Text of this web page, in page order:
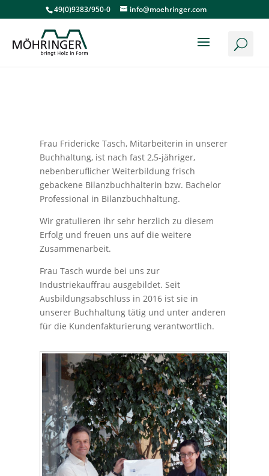
49(0)9383/950-0 info@moehringer.com
Frau Fridericke Tasch, Mitarbeiterin in unserer
Buchhaltung, ist nach fast 2,5-jähriger,
nebenberuflicher Weiterbildung frisch
gebackene Bilanzbuchhalterin bzw. Bachelor
Professional in Bilanzbuchhaltung.
Wir gratulieren ihr sehr herzlich zu diesem
Erfolg und freuen uns auf die weitere
Zusammenarbeit.
Frau Tasch wurde bei uns zur
Industriekauffrau ausgebildet. Seit
Ausbildungsabschluss in 2016 ist sie in
unserer Buchhaltung tätig und unter anderen
für die Kundenfakturierung verantwortlich.